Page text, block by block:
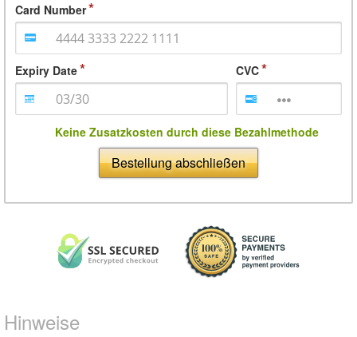
Card Number
Expiry Date CVC
Keine Zusatzkosten durch diese Bezahlmethode
Bestellung abschließen
Hinweise